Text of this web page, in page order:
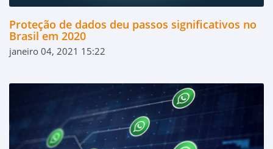
Proteção de dados deu passos significativos no
Brasil em 2020
janeiro 04, 2021 15:22